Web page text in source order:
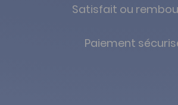
Satisfait ou
Paiement